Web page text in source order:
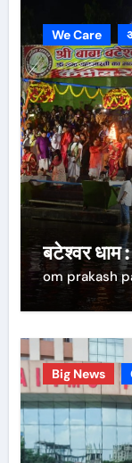
We Care
बटेश्वर धाम
om prakash
Big News